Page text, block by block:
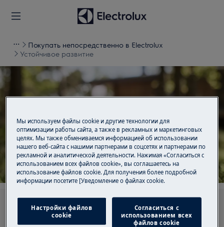
Покупать непосредственно в Electrolux
Устойчивое развитие
Поддержка для
Устойчивое развитие
Ищите среди наших статей поддержки
Мы используем файлы cookie и другие технологии для
оптимизации работы сайта, а также в рекламных и маркетинговых
целях. Мы также обмениваемся информацией об использовании
нашего веб-сайта с нашими партнерами в соцсетях и партнерами по
рекламной и аналитической деятельности. Нажимая «Согласиться с
использованием всех файлов cookie», вы соглашаетесь на
использование файлов cookie. Для получения более подробной
информации посетите [Уведомление о файлах cookie.
Настройки файлов
cookie
Согласиться с
использованием всех
файлов cookie